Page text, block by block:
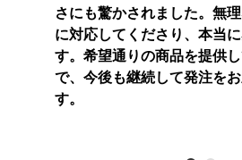
さにも驚かされました。無
に対応してくださり、本当
す。希望通りの商品を提供
で、今後も継続して発注を
す。